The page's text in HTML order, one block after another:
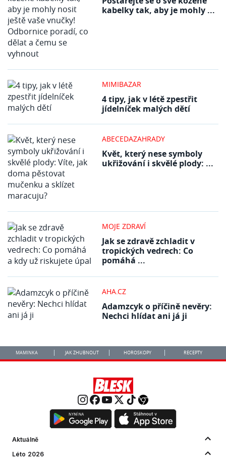
kabelky tak, aby je mohly ...
MIMIBAZAR
4 tipy, jak v létě zpestřit
jídelníček malých dětí
ABECEDAZAHRADY
Květ, který nese symboly
ukřižování i skvělé plody: ...
MOJE ZDRAVÍ
Jak se zdravě zchladit v
tropických vedrech: Co
pomáhá ...
AHA.CZ
Adamzcyk o příčině nevěry:
Nechci hlídat ani já ji
MAMINKA JAK ZHUBNOUT HOROSKOPY RECEPTY
Aktuálně
Léto 2026